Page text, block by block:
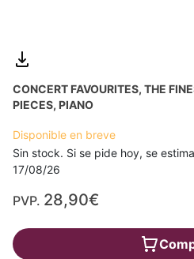
CONCERT FAVOURITES, THE
PIECES, PIANO
Disponible en breve
Sin stock. Si se pide hoy, se
17/08/26
PVP. 28,90€